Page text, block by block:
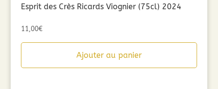
Esprit des Crès Ricards Viognier (75cl) 2024
11,00€
Ajouter au panier